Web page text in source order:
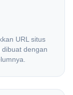
URL situs
dengan